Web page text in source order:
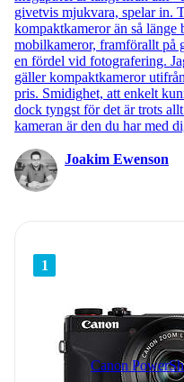
givetvis mjukvara, spelar in.
kompaktkameror än så länge
mobilkameror, framförallt på
en fördel vid fotografering.
gäller kompaktkameror
pris. Smidighet, att enkelt
dock tyngst för det är trots
kameran är den du har med
Joakim Ewenson
1
Canon